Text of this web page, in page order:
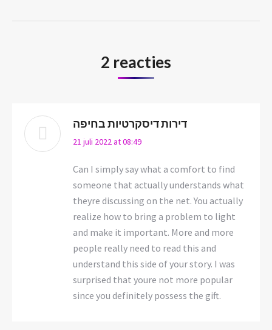
2 reacties
דירות דיסקרטיות בחיפה
says:
21 juli 2022 at 08:49
Can I simply say what a comfort to find
someone that actually understands what
theyre discussing on the net. You actually
realize how to bring a problem to light
and make it important. More and more
people really need to read this and
understand this side of your story. I was
surprised that youre not more popular
since you definitely possess the gift.